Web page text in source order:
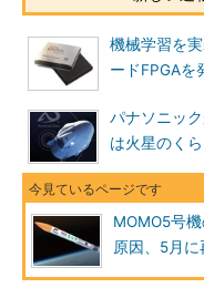
機械学習を
ードFPGAを
パナソニッ
は火星のく
MOMO5号
原因、5月